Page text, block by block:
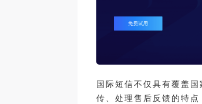
国际短信不仅具有覆盖
传、处理售后反馈的特